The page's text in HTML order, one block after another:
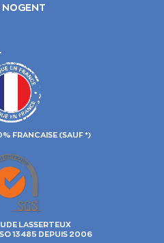
FRANCAISE (SAUF *)
LASSERTEUX
13485 DEPUIS 2006